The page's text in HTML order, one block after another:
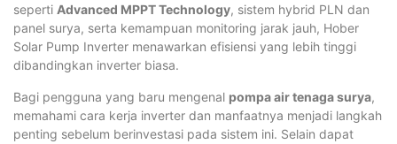
seperti Advanced MPPT Technology, sistem hybrid PLN dan
panel surya, serta kemampuan monitoring jarak jauh, Hober
Solar Pump Inverter menawarkan efisiensi yang lebih tinggi
dibandingkan inverter biasa.
Bagi pengguna yang baru mengenal pompa air tenaga surya,
memahami cara kerja inverter dan manfaatnya menjadi langkah
penting sebelum berinvestasi pada sistem ini. Selain dapat